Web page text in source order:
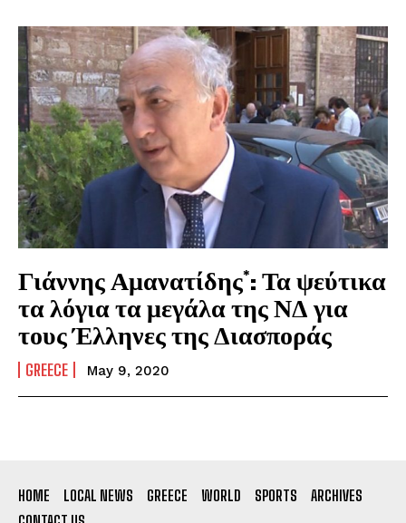
Γιάννης Αμανατίδης*: Τα ψεύτικα
τα λόγια τα μεγάλα της ΝΔ για
τους Έλληνες της Διασποράς
GREECE May 9, 2020
HOME LOCAL NEWS GREECE WORLD SPORTS
ARCHIVES